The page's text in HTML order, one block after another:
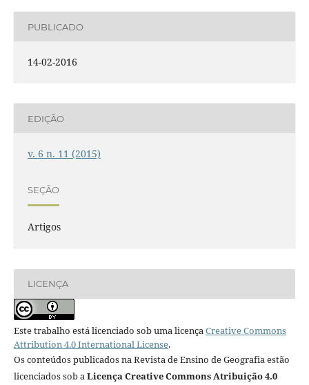
PUBLICADO
14-02-2016
EDIÇÃO
v. 6 n. 11 (2015)
SEÇÃO
Artigos
LICENÇA
Este trabalho está licenciado sob uma licença Creative Commons
Attribution 4.0 International License.
Os conteúdos publicados na Revista de Ensino de Geografia estão
licenciados sob a Licença Creative Commons Atribuição 4.0